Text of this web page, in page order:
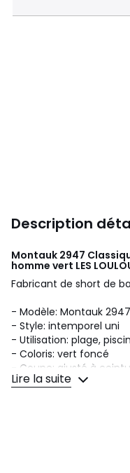
Description
Montauk 2947
homme vert LES
Fabricant de short de
- Modèle: Montauk
- Style: intemporel uni
- Utilisation: plage,
- Coloris: vert foncé
- Coupe: ajusté à
- Longueur: semi-long
Lire la suite